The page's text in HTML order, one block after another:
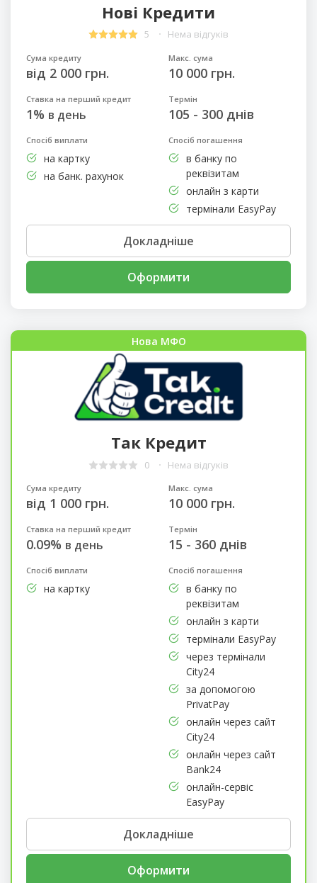
Нові Кредити
5 Нема відгуків
Сума кредиту
від 2 000 грн.
Макс. сума
10 000 грн.
Ставка на перший кредит
1% в день
Термін
105 - 300 днів
Спосіб виплати
на картку
на банк. рахунок
Спосіб погашення
в банку по
реквізитам
онлайн з карти
термінали EasyPay
Докладніше
Оформити
Нова МФО
Так Кредит
0 Нема відгуків
Сума кредиту
від 1 000 грн.
Макс. сума
10 000 грн.
Ставка на перший кредит
0.09% в день
Термін
15 - 360 днів
Спосіб виплати
на картку
Спосіб погашення
в банку по
реквізитам
онлайн з карти
термінали EasyPay
через термінали
City24
за допомогою
PrivatPay
онлайн через сайт
City24
онлайн через сайт
Bank24
онлайн-сервіс
EasyPay
Докладніше
Оформити